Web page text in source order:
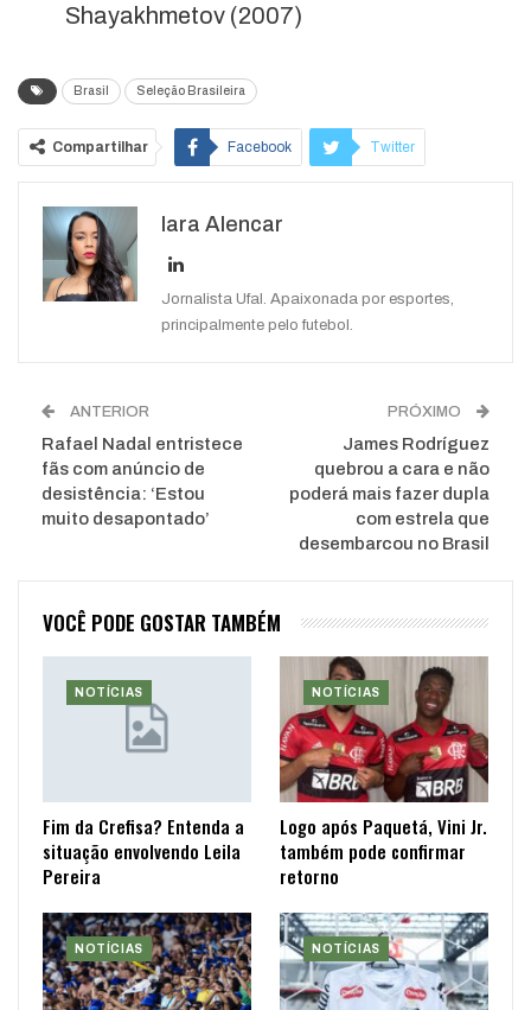
Shayakhmetov (2007)
Brasil Seleção Brasileira
Compartilhar Facebook Twitter
WhatsApp
Iara Alencar
Jornalista Ufal. Apaixonada por esportes,
principalmente pelo futebol.
ANTERIOR
Rafael Nadal entristece
fãs com anúncio de
desistência: ‘Estou
muito desapontado’
PRÓXIMO
James Rodríguez
quebrou a cara e não
poderá mais fazer dupla
com estrela que
desembarcou no Brasil
VOCÊ PODE GOSTAR TAMBÉM
NOTÍCIAS
Fim da Crefisa? Entenda a
situação envolvendo Leila
Pereira
NOTÍCIAS
Logo após Paquetá, Vini Jr.
também pode confirmar
retorno
NOTÍCIAS NOTÍCIAS